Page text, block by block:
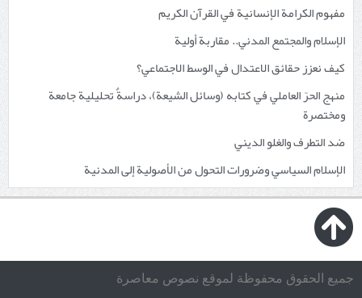
مفهوم الكرامة الإنسانية في القرآن الكريم
الإسلام والمجتمع المدني.. مقاربة أولية
كيف نعزز حقائق الاعتدال في الوسط الاجتماعي؟
منهج الحرّ العاملي في كتابه (وسائل الشيعة)، دراسةٌ تحليلية جامعة
ومختصرة
ضد التطرف والغلو الديني
الإسلام السياسي وضرورات التحول من الأصولية إلى المدنية
جميع الحقوق محفوظة لموقع نصوص معاصرة